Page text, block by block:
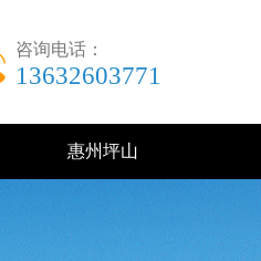
咨询电话：
13632603771
惠州坪山